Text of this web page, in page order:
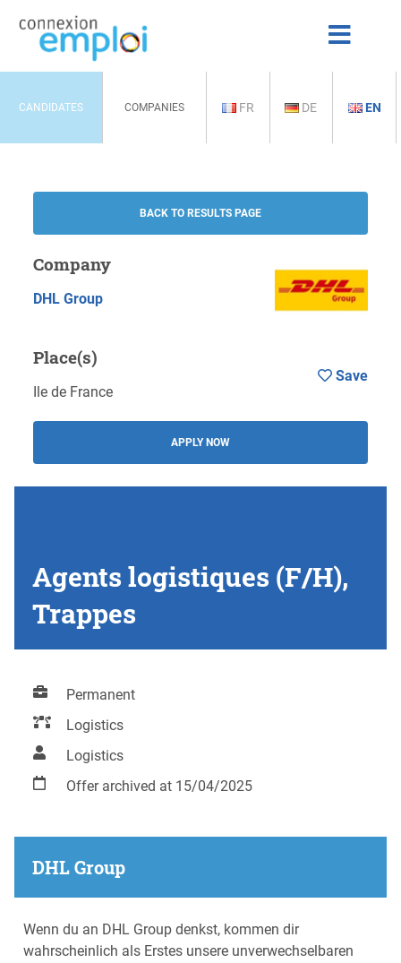
CANDIDATES COMPANIES FR DE EN
BACK TO RESULTS PAGE
Company
DHL Group
Place(s)
Ile de France
APPLY NOW
Save
Agents logistiques (F/H),
Trappes
Permanent
Logistics
Logistics
Offer archived at 15/04/2025
DHL Group
Wenn du an DHL Group denkst, kommen dir
wahrscheinlich als Erstes unsere unverwechselbaren